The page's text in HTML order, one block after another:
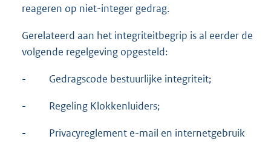
reageren op niet-integer gedrag.
Gerelateerd aan het integriteitbegrip is al eerder de
volgende regelgeving opgesteld:
- Gedragscode bestuurlijke integriteit;
- Regeling Klokkenluiders;
-
Privacyreglement e-mail en internetgebruik